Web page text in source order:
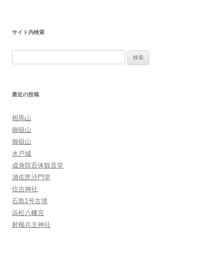
ビ
ゲ
ー
ョ
サイト内検索
最近の投稿
相馬山
御嶽山
御嶽山
水戸城
成身院百体観音堂
浦佐毘沙門堂
住吉神社
石島1号古墳
浜松八幡宮
射楯兵主神社